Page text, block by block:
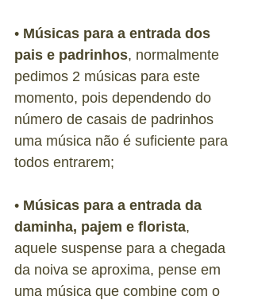
• Músicas para a entrada dos
pais e padrinhos, normalmente
pedimos 2 músicas para este
momento, pois dependendo do
número de casais de padrinhos
uma música não é suficiente para
todos entrarem;
• Músicas para a entrada da
daminha, pajem e florista,
aquele suspense para a chegada
da noiva se aproxima, pense em
uma música que combine com o